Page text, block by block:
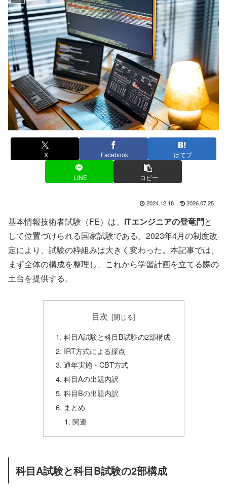
X Facebook はてブ
LINE コピー
2024.12.18 2026.07.25
基本情報技術者試験（FE）は、 ITエンジニアの登竜門と
して位置づけられる国家試験である。2023年4月の制度改
定により、試験の枠組みは大きく変わった。本記事では、
まず全体の構成を整理し、これから学習計画を立てる際の
土台を提供する。
目次
科目A試験と科目B試験の2部構成
IRT方式による採点
通年実施・CBT方式
科目Aの出題内訳
科目Bの出題内訳
まとめ
関連
科目A試験と科目B試験の2部構成